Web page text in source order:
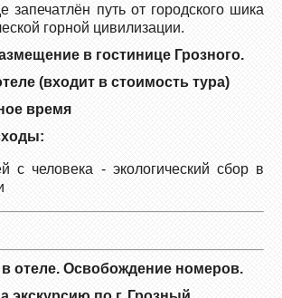
запечатлён путь от городского шика
горной цивилизации.
в гостинице Грозного.
(входит в стоимость тура)
время
с человека - экологический сбор в
в отеле. Освобождение номеров.